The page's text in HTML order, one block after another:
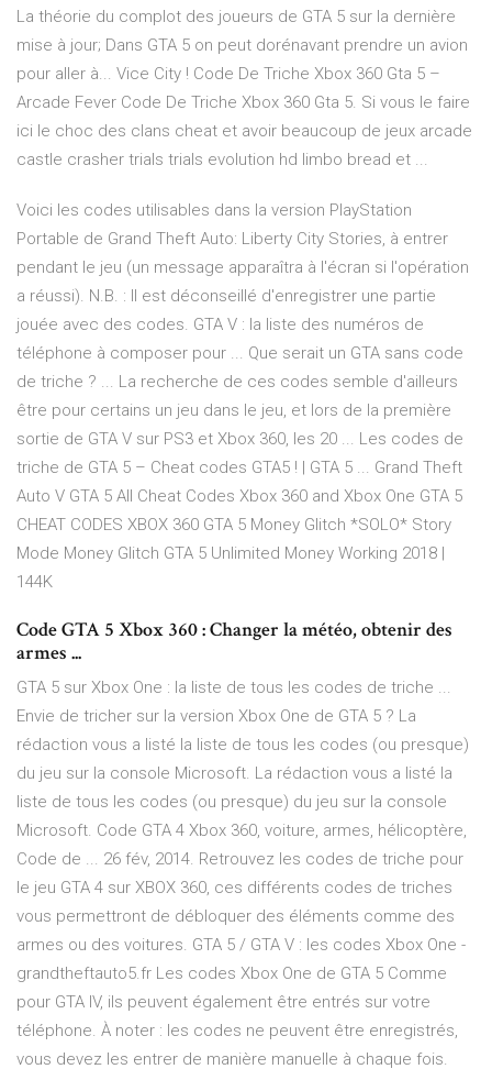
La théorie du complot des joueurs de GTA 5 sur la dernière
mise à jour; Dans GTA 5 on peut dorénavant prendre un avion
pour aller à... Vice City ! Code De Triche Xbox 360 Gta 5 –
Arcade Fever Code De Triche Xbox 360 Gta 5. Si vous le faire
ici le choc des clans cheat et avoir beaucoup de jeux arcade
castle crasher trials trials evolution hd limbo bread et ...
Voici les codes utilisables dans la version PlayStation
Portable de Grand Theft Auto: Liberty City Stories, à entrer
pendant le jeu (un message apparaîtra à l'écran si l'opération
a réussi). N.B. : Il est déconseillé d'enregistrer une partie
jouée avec des codes. GTA V : la liste des numéros de
téléphone à composer pour ... Que serait un GTA sans code
de triche ? ... La recherche de ces codes semble d'ailleurs
être pour certains un jeu dans le jeu, et lors de la première
sortie de GTA V sur PS3 et Xbox 360, les 20 ... Les codes de
triche de GTA 5 – Cheat codes GTA5 ! | GTA 5 ... Grand Theft
Auto V GTA 5 All Cheat Codes Xbox 360 and Xbox One GTA 5
CHEAT CODES XBOX 360 GTA 5 Money Glitch *SOLO* Story
Mode Money Glitch GTA 5 Unlimited Money Working 2018 |
144K
Code GTA 5 Xbox 360 : Changer la météo, obtenir des
armes ...
GTA 5 sur Xbox One : la liste de tous les codes de triche ...
Envie de tricher sur la version Xbox One de GTA 5 ? La
rédaction vous a listé la liste de tous les codes (ou presque)
du jeu sur la console Microsoft. La rédaction vous a listé la
liste de tous les codes (ou presque) du jeu sur la console
Microsoft. Code GTA 4 Xbox 360, voiture, armes, hélicoptère,
Code de ... 26 fév, 2014. Retrouvez les codes de triche pour
le jeu GTA 4 sur XBOX 360, ces différents codes de triches
vous permettront de débloquer des éléments comme des
armes ou des voitures. GTA 5 / GTA V : les codes Xbox One -
grandtheftauto5.fr Les codes Xbox One de GTA 5 Comme
pour GTA IV, ils peuvent également être entrés sur votre
téléphone. À noter : les codes ne peuvent être enregistrés,
vous devez les entrer de manière manuelle à chaque fois.